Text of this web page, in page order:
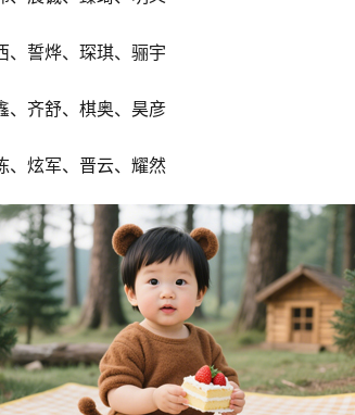
、誓烨、琛琪、骊宇
、齐舒、棋奥、昊彦
、炫军、晋云、耀然